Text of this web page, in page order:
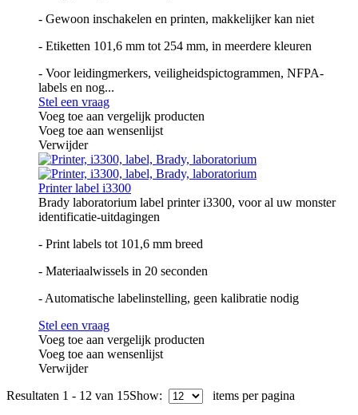
- Gewoon inschakelen en printen, makkelijker kan niet
- Etiketten 101,6 mm tot 254 mm, in meerdere kleuren
- Voor leidingmerkers, veiligheidspictogrammen, NFPA-
labels en nog...
Stel een vraag
Voeg toe aan vergelijk producten
Voeg toe aan wensenlijst
Verwijder
Printer label i3300
Brady laboratorium label printer i3300, voor al uw monster
identificatie-uitdagingen
- Print labels tot 101,6 mm breed
- Materiaalwissels in 20 seconden
- Automatische labelinstelling, geen kalibratie nodig
Stel een vraag
Voeg toe aan vergelijk producten
Voeg toe aan wensenlijst
Verwijder
Resultaten 1 - 12 van 15Show: items per pagina